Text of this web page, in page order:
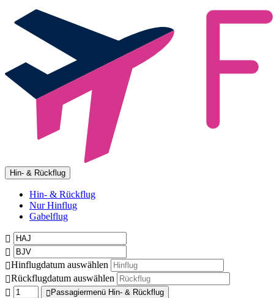
Hin- & Rückflug
Hin- & Rückflug
Nur Hinflug
Gabelflug
Hinflugdatum auswählen
Rückflugdatum auswählen
Passagiermenü Hin- & Rückflug